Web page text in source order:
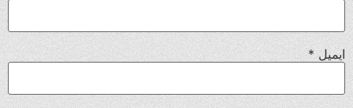
ایمیل *